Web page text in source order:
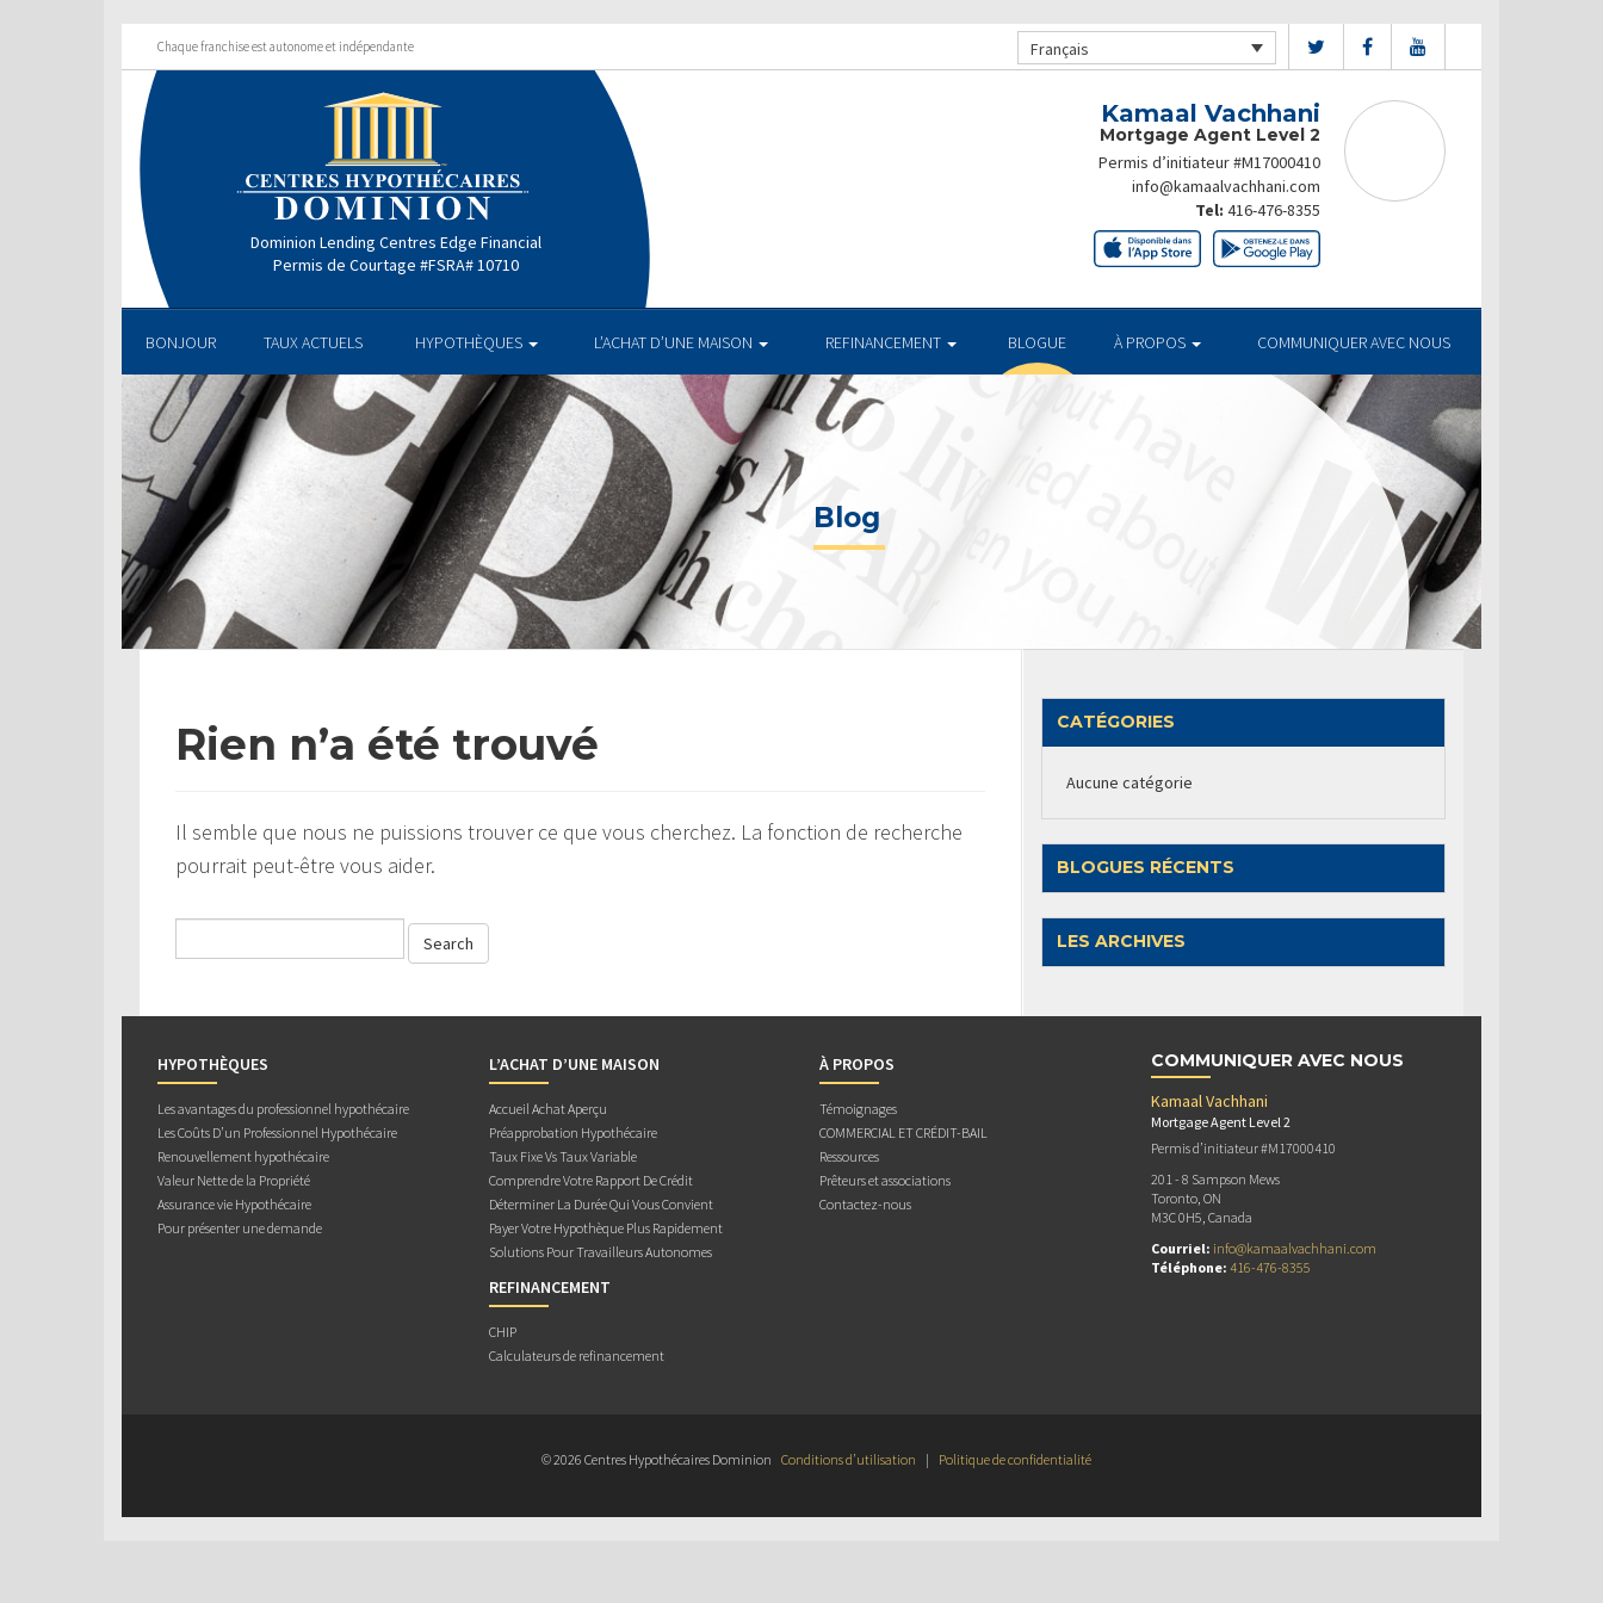
Chaque franchise est autonome et indépendante Français
Dominion Lending Centres Edge Financial
Permis de Courtage #FSRA# 10710
Kamaal Vachhani
Mortgage Agent Level 2
Permis d’initiateur #M17000410
info@kamaalvachhani.com
Tel: 416-476-8355
BONJOUR TAUX ACTUELS HYPOTHÈQUES L’ACHAT D’UNE MAISON REFINANCEMENT BLOGUE À PROPOS COMMUNIQUER AVEC NOUS
Blog
Rien n’a été trouvé
Il semble que nous ne puissions trouver ce que vous cherchez. La fonction de recherche
pourrait peut-être vous aider.
CATÉGORIES
Aucune catégorie
BLOGUES RÉCENTS
LES ARCHIVES
HYPOTHÈQUES
Les avantages du professionnel hypothécaire
Les Coûts D’un Professionnel Hypothécaire
Renouvellement hypothécaire
Valeur Nette de la Propriété
Assurance vie Hypothécaire
Pour présenter une demande
L’ACHAT D’UNE MAISON
Accueil Achat Aperçu
Préapprobation Hypothécaire
Taux Fixe Vs Taux Variable
Comprendre Votre Rapport De Crédit
Déterminer La Durée Qui Vous Convient
Payer Votre Hypothèque Plus Rapidement
Solutions Pour Travailleurs Autonomes
REFINANCEMENT
CHIP
Calculateurs de refinancement
À PROPOS
Témoignages
COMMERCIAL ET CRÉDIT-BAIL
Ressources
Prêteurs et associations
Contactez-nous
COMMUNIQUER AVEC NOUS
Kamaal Vachhani
Mortgage Agent Level 2
Permis d’initiateur #M17000410
201 - 8 Sampson Mews
Toronto, ON
M3C 0H5, Canada
Courriel: info@kamaalvachhani.com
Téléphone: 416-476-8355
© 2026 Centres Hypothécaires Dominion Conditions d’utilisation | Politique de confidentialité